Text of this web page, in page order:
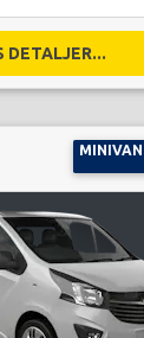
DETALJER...